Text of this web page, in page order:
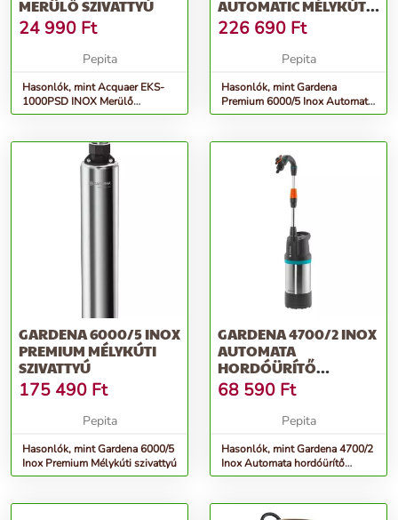
MERÜLŐ SZIVATTYÚ
24 990 Ft
Pepita
Hasonlók, mint Acquaer EKS-
1000PSD INOX Merülő
szivattyú
AUTOMATIC MÉLYKÚTI
SZIVATTYÚ
226 690 Ft
Pepita
Hasonlók, mint Gardena
Premium 6000/5 Inox Automatic
Mélykúti szivattyú
GARDENA 6000/5 INOX
PREMIUM MÉLYKÚTI
SZIVATTYÚ
175 490 Ft
Pepita
Hasonlók, mint Gardena 6000/5
Inox Premium Mélykúti szivattyú
GARDENA 4700/2 INOX
AUTOMATA
HORDÓÜRÍTŐ
SZIVATTYÚ
68 590 Ft
Pepita
Hasonlók, mint Gardena 4700/2
Inox Automata hordóürítő
szivattyú